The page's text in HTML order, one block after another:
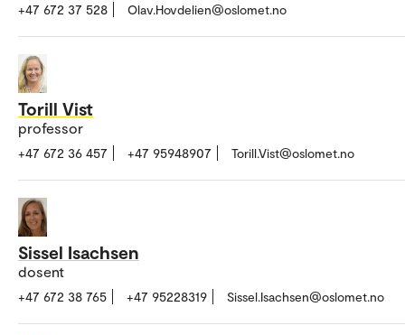
+47 672 37 528 Olav.Hovdelien@oslomet.no
Torill Vist
professor
+47 672 36 457 +47 95948907 Torill.Vist@oslomet.no
Sissel Isachsen
dosent
+47 672 38 765 +47 95228319 Sissel.Isachsen@oslomet.no